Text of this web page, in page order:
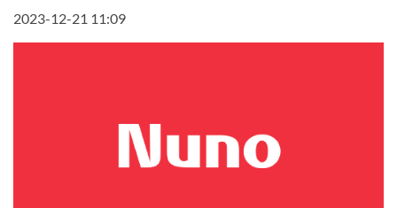
2023-12-21 11:09